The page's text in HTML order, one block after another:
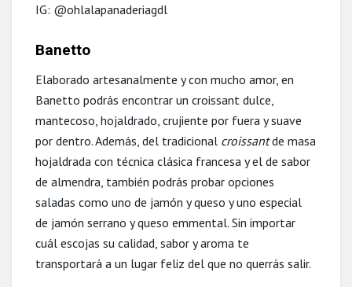
IG: @ohlalapanaderiagdl
Banetto
Elaborado artesanalmente y con mucho amor, en
Banetto podrás encontrar un croissant dulce,
mantecoso, hojaldrado, crujiente por fuera y suave
por dentro. Además, del tradicional croissantde masa
hojaldrada con técnica clásica francesa y el de sabor
de almendra, también podrás probar opciones
saladas como uno de jamón y queso y uno especial
de jamón serrano y queso emmental. Sin importar
cuál escojas su calidad, sabor y aroma te
transportará a un lugar feliz del que no querrás salir.